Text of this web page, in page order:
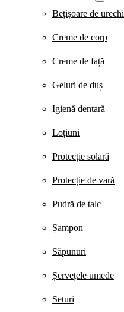
Bețișoare de urechi
Creme de corp
Creme de față
Geluri de duș
Igienă dentară
Loțiuni
Protecție solară
Protecție de vară
Pudră de talc
Șampon
Săpunuri
Șervețele umede
Seturi